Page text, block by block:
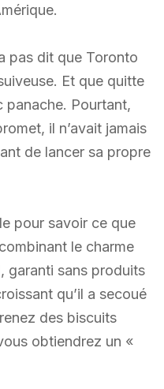
pas dit que Toronto
Et que quitte
panache. Pourtant,
il n’avait jamais
de lancer sa propre
pour savoir ce que
le charme
garanti sans produits
qu’il a secoué
des biscuits
obtiendrez un «